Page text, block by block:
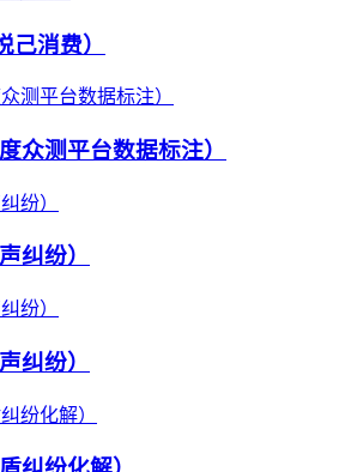
消费）
众测平台数据标注）
纠纷）
纠纷）